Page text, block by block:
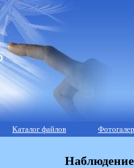
Каталог файлов